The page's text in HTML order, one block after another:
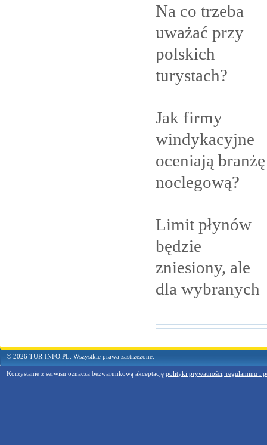
Na co trzeba
uważać przy
polskich
turystach?
Jak firmy
windykacyjne
oceniają branżę
noclegową?
Limit płynów
będzie
zniesiony, ale
dla wybranych
© 2026 TUR-INFO.PL. Wszystkie prawa zastrzeżone.
Korzystanie z serwisu oznacza bezwarunkową akceptację polityki prywatności, regulaminu i